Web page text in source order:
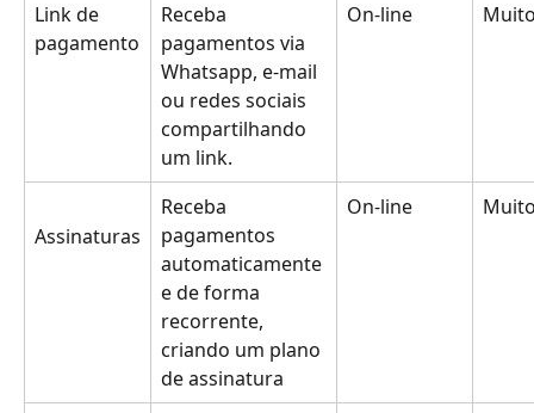
Link de
pagamento
Receba
pagamentos via
Whatsapp, e-mail
ou redes sociais
compartilhando
um link.
On-line
Assinaturas
Receba
pagamentos
automaticamente
e de forma
recorrente,
criando um plano
de assinatura
On-line